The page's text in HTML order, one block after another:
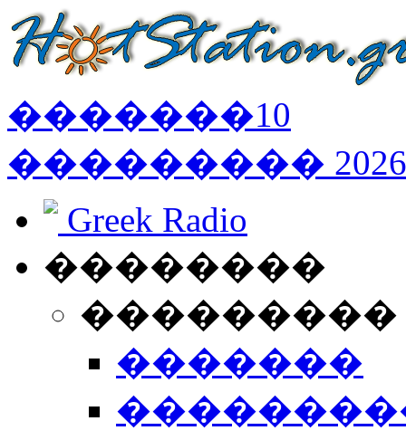
�������10
��������� 2026
Greek Radio
��������
�������